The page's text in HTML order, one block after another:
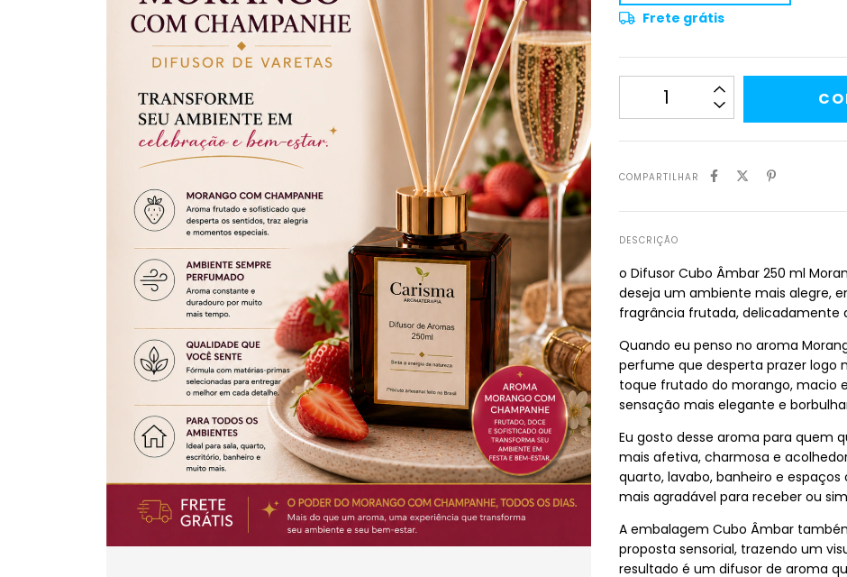
Frete grátis
COMPARTILHAR
DESCRIÇÃO
o Difusor Cubo Âmbar 250 ml
deseja um ambiente mais alegre,
fragrância frutada, delicadamente
Quando eu penso no aroma
perfume que desperta prazer logo
toque frutado do morango, macio
sensação mais elegante e
Eu gosto desse aroma para quem
mais afetiva, charmosa e
quarto, lavabo, banheiro e
mais agradável para receber ou
A embalagem Cubo Âmbar
proposta sensorial, trazendo um
resultado é um difusor de aroma